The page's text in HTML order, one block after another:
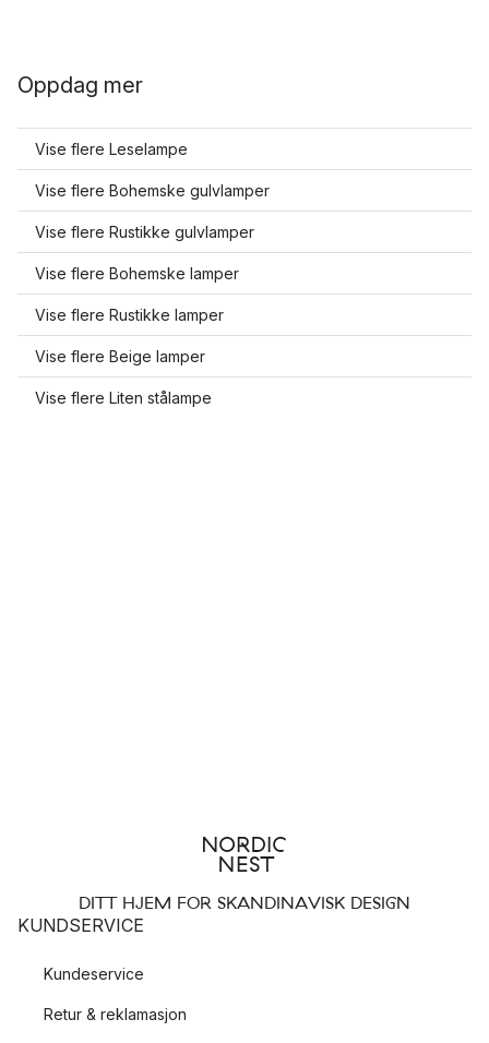
Oppdag mer
Vise flere Leselampe
Vise flere Bohemske gulvlamper
Vise flere Rustikke gulvlamper
Vise flere Bohemske lamper
Vise flere Rustikke lamper
Vise flere Beige lamper
Vise flere Liten stålampe
DITT HJEM FOR SKANDINAVISK DESIGN
KUNDSERVICE
Kundeservice
Retur & reklamasjon